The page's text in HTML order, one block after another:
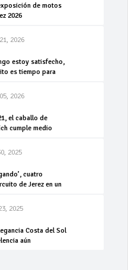
de motos
2026
2026
estoy satisfecho,
es tiempo para
2026
el caballo de
cumple medio
2025
cuatro
de Jerez en un
2025
Costa del Sol
aún